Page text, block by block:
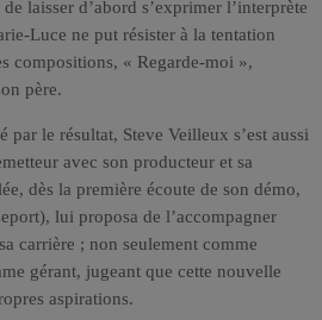
laisser d’abord s’exprimer l’interprète
Luce ne put résister à la tentation
compositions, « Regarde-moi »,
père.
par le résultat, Steve Veilleux s’est aussi
avec son producteur et sa
dès la première écoute de son démo,
lui proposa de l’accompagner
carrière ; non seulement comme
gérant, jugeant que cette nouvelle
aspirations.